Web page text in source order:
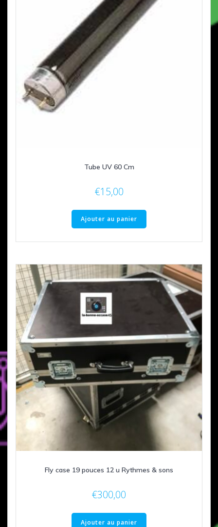
Tube UV 60 Cm
€15,00
Ajouter au panier
Fly case 19 pouces 12 u Rythmes & sons
€300,00
Ajouter au panier